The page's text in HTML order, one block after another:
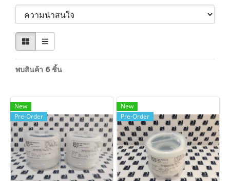
พบสินค้า 6 ชิ้น
New
Pre-Order
New
Pre-Order